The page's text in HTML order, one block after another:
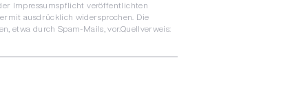
Impressumspflicht veröffentlichten
ausdrücklich widersprochen. Die
etwa durch Spam-Mails, vor.Quellverweis: